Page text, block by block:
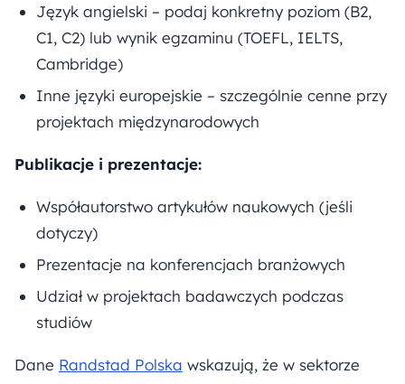
Język angielski – podaj konkretny poziom (B2,
C1, C2) lub wynik egzaminu (TOEFL, IELTS,
Cambridge)
Inne języki europejskie – szczególnie cenne przy
projektach międzynarodowych
Publikacje i prezentacje:
Współautorstwo artykułów naukowych (jeśli
dotyczy)
Prezentacje na konferencjach branżowych
Udział w projektach badawczych podczas
studiów
Dane Randstad Polska wskazują, że w sektorze